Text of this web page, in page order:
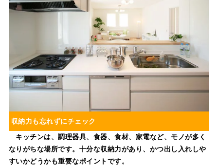
収納力も忘れずにチェック
キッチンは、調理器具、食器、食材、家電など、モノが多く
なりがちな場所です。十分な収納力があり、かつ出し入れしや
すいかどうかも重要なポイントです。